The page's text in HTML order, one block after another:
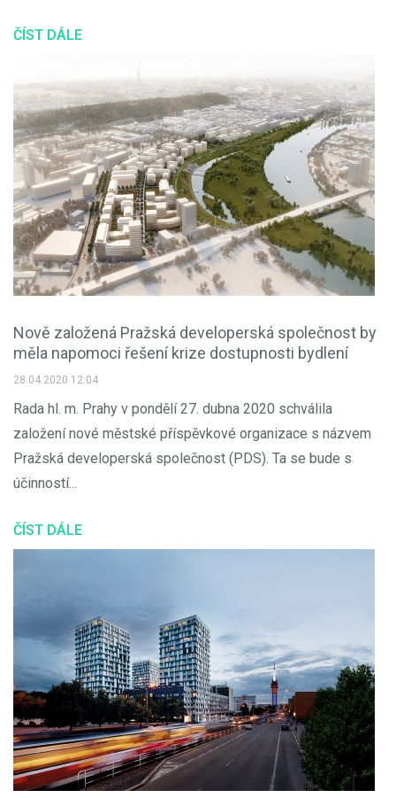
ČÍST DÁLE
Nově založená Pražská developerská společnost by
měla napomoci řešení krize dostupnosti bydlení
28.04.2020 12:04
Rada hl. m. Prahy v pondělí 27. dubna 2020 schválila
založení nové městské příspěvkové organizace s názvem
Pražská developerská společnost (PDS). Ta se bude s
účinností...
ČÍST DÁLE